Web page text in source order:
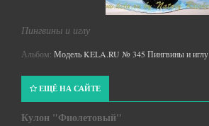
Пингвины и иглу
Альбом: Модель KELA.RU № 345 Пингвины и иглу
ЕЩЁ НА САЙТЕ
Кулон "Фиолетовый"